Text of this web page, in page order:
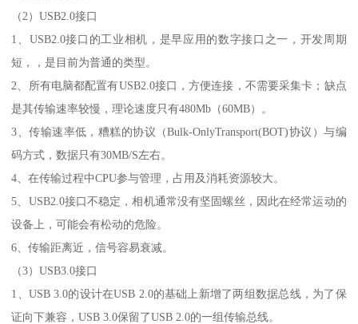
（2）USB2.0接口
1、USB2.0接口的工业相机，是早应用的数字接口之一，开发周期
短，，是目前为普通的类型。
2、所有电脑都配置有USB2.0接口，方便连接，不需要采集卡；缺点
是其传输速率较慢，理论速度只有480Mb（60MB）。
3、传输速率低，糟糕的协议（Bulk-OnlyTransport(BOT)协议）与编
码方式，数据只有30MB/S左右。
4、在传输过程中CPU参与管理，占用及消耗资源较大。
5、USB2.0接口不稳定，相机通常没有坚固螺丝，因此在经常运动的
设备上，可能会有松动的危险。
6、传输距离近，信号容易衰减。
（3）USB3.0接口
1、USB 3.0的设计在USB 2.0的基础上新增了两组数据总线，为了保
证向下兼容，USB 3.0保留了USB 2.0的一组传输总线。